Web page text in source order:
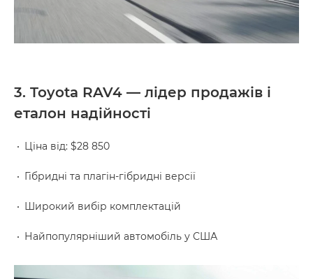
3. Toyota RAV4 — лідер продажів і
еталон надійності
Ціна від: $28 850
Гібридні та плагін-гібридні версії
Широкий вибір комплектацій
Найпопулярніший автомобіль у США